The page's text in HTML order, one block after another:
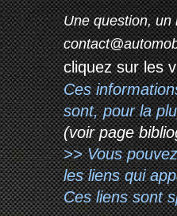
Une question, un
cliquez sur les
Ces
sont, pour la
(voir page
>> Vous
les liens qui
Ces liens sont